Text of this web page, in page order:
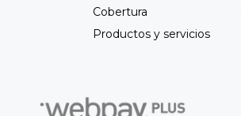
Cobertura
Productos y servicios